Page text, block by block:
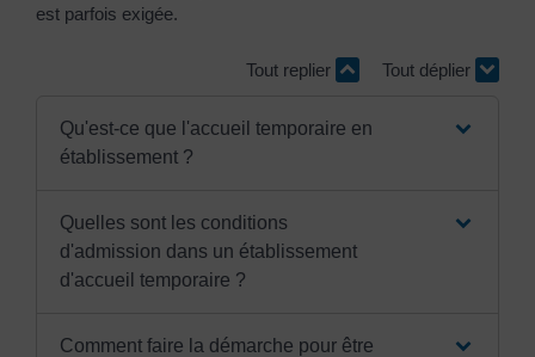
est parfois exigée.
Tout replier Tout déplier
Qu'est-ce que l'accueil temporaire en
établissement ?
Quelles sont les conditions
d'admission dans un établissement
d'accueil temporaire ?
Comment faire la démarche pour être